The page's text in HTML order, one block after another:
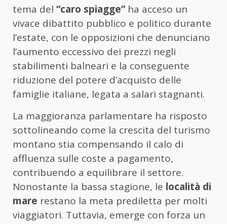
tema del “caro spiagge”ha acceso un
vivace dibattito pubblico e politico durante
l’estate, con le opposizioni che denunciano
l’aumento eccessivo dei prezzi negli
stabilimenti balneari e la conseguente
riduzione del potere d’acquisto delle
famiglie italiane, legata a salari stagnanti.
La maggioranza parlamentare ha risposto
sottolineando come la crescita del turismo
montano stia compensando il calo di
affluenza sulle coste a pagamento,
contribuendo a equilibrare il settore.
Nonostante la bassa stagione, le località di
mare restano la meta prediletta per molti
viaggiatori. Tuttavia, emerge con forza un